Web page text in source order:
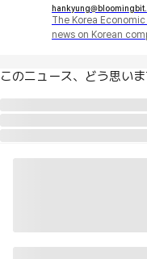
The Korea
news on Korean
このニュース、どう思いま